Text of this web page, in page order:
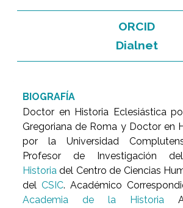
ORCID
Dialnet
BIOGRAFÍA
Doctor en Historia Eclesiástica
Gregoriana de Roma y Doctor en
por la Universidad
Profesor de Investigación
Historia del Centro de Ciencias
del CSIC. Académico
Academia de la Historia